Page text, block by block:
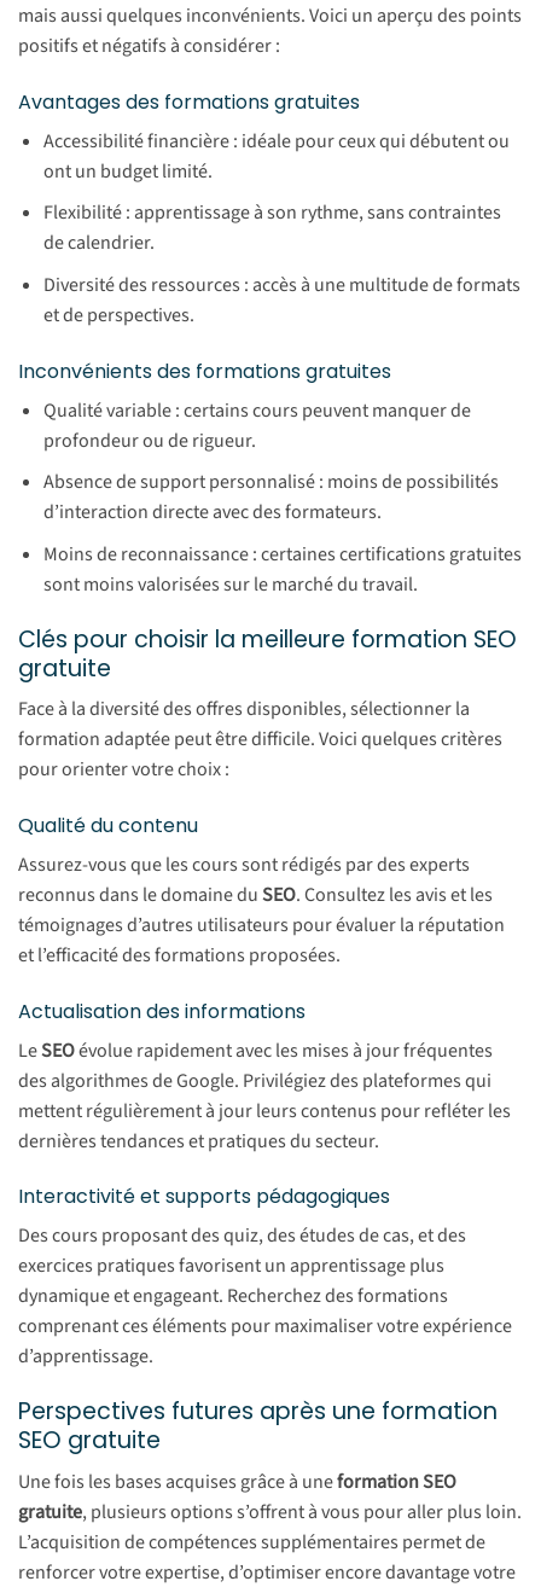
mais aussi quelques inconvénients. Voici un aperçu des points
positifs et négatifs à considérer :
Avantages des formations gratuites
Accessibilité financière : idéale pour ceux qui débutent ou
ont un budget limité.
Flexibilité : apprentissage à son rythme, sans contraintes
de calendrier.
Diversité des ressources : accès à une multitude de formats
et de perspectives.
Inconvénients des formations gratuites
Qualité variable : certains cours peuvent manquer de
profondeur ou de rigueur.
Absence de support personnalisé : moins de possibilités
d’interaction directe avec des formateurs.
Moins de reconnaissance : certaines certifications gratuites
sont moins valorisées sur le marché du travail.
Clés pour choisir la meilleure formation SEO
gratuite
Face à la diversité des offres disponibles, sélectionner la
formation adaptée peut être difficile. Voici quelques critères
pour orienter votre choix :
Qualité du contenu
Assurez-vous que les cours sont rédigés par des experts
reconnus dans le domaine duSEO. Consultez les avis et les
témoignages d’autres utilisateurs pour évaluer la réputation
et l’efficacité des formations proposées.
Actualisation des informations
LeSEOévolue rapidement avec les mises à jour fréquentes
des algorithmes de Google. Privilégiez des plateformes qui
mettent régulièrement à jour leurs contenus pour refléter les
dernières tendances et pratiques du secteur.
Interactivité et supports pédagogiques
Des cours proposant des quiz, des études de cas, et des
exercices pratiques favorisent un apprentissage plus
dynamique et engageant. Recherchez des formations
comprenant ces éléments pour maximaliser votre expérience
d’apprentissage.
Perspectives futures après une formation
SEO gratuite
Une fois les bases acquises grâce à uneformation SEO
gratuite, plusieurs options s’offrent à vous pour aller plus loin.
L’acquisition de compétences supplémentaires permet de
renforcer votre expertise, d’optimiser encore davantage votre